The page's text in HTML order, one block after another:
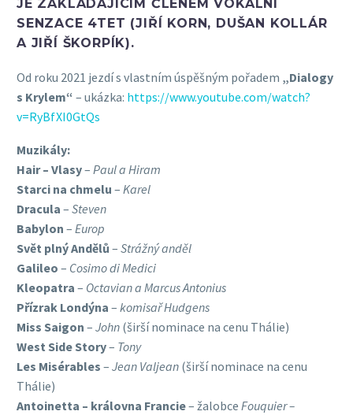
JE ZAKLÁDAJÍCÍM ČLENEM VOKÁLNÍ
SENZACE 4TET (JIŘÍ KORN, DUŠAN KOLLÁR
A JIŘÍ ŠKORPÍK).
Od roku 2021 jezdí s vlastním úspěšným pořadem „Dialogy
s Krylem“ – ukázka: https://www.youtube.com/watch?
v=RyBfXI0GtQs
Muzikály:
Hair – Vlasy– Paul a Hiram
Starci na chmelu – Karel
Dracula – Steven
Babylon – Europ
Svět plný Andělů – Strážný anděl
Galileo – Cosimo di Medici
Kleopatra – Octavian a Marcus Antonius
Přízrak Londýna – komisař Hudgens
Miss Saigon – John (širší nominace na cenu Thálie)
West Side Story– Tony
Les Misérables – Jean Valjean (širší nominace na cenu
Thálie)
Antoinetta – královna Francie– žalobce Fouquier –